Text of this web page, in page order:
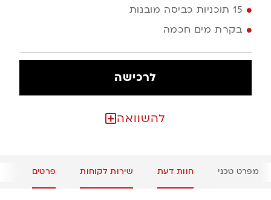
15 תוכניות כביסה מובנות
בקרת מים חכמה
לרכישה
להשוואה
מפרט טכני חוות דעת שירות לקוחות פרטים